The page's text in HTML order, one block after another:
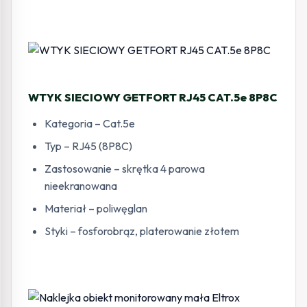
WTYK SIECIOWY GETFORT RJ45 CAT.5e 8P8C
Kategoria – Cat.5e
Typ – RJ45 (8P8C)
Zastosowanie – skrętka 4 parowa
nieekranowana
Materiał – poliwęglan
Styki – fosforobrąz, platerowanie złotem